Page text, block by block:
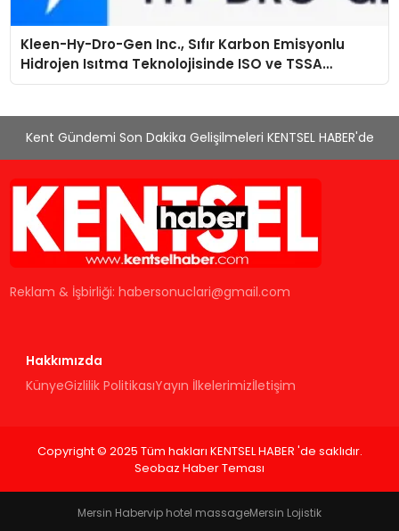
Kleen-Hy-Dro-Gen Inc., Sıfır Karbon Emisyonlu
Hidrojen Isıtma Teknolojisinde ISO ve TSSA
Düzenleyici Onaylarını Aldı
Kent Gündemi Son Dakika Gelişilmeleri KENTSEL HABER'de
Reklam & İşbirliği:habersonuclari@gmail.com
Hakkımızda
KünyeGizlilik PolitikasıYayın İlkelerimizİletişim
Copyright © 2025 Tüm hakları KENTSEL HABER 'de saklıdır.
Seobaz Haber Teması
Mersin Habervip hotel massageMersin Lojistik